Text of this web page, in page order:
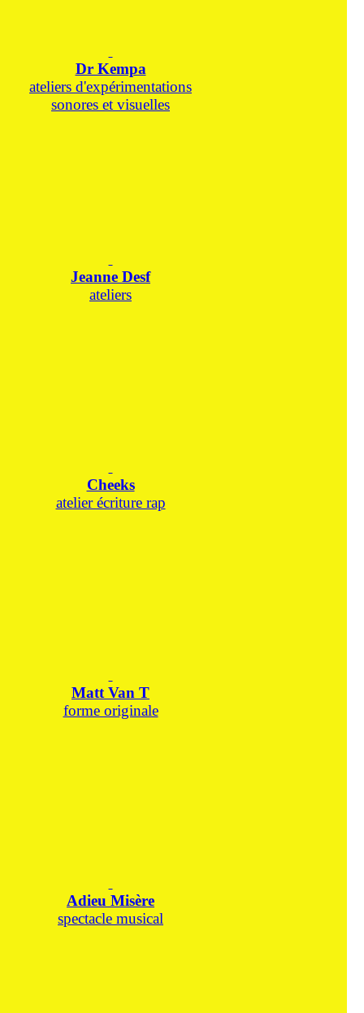
Dr Kempa
ateliers d'expérimentations
sonores et visuelles
Jeanne Desf
ateliers
Cheeks
atelier écriture rap
Matt Van T
forme originale
Adieu Misère
spectacle musical